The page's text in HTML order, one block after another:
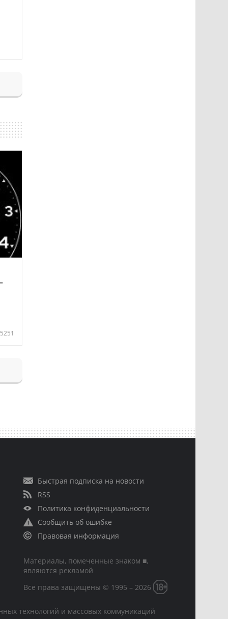
5251
Быстрая подписка на новости
RSS
Политика конфиденциальности
Сообщить об ошибке
Правовая информация
Материалы, помеченные знаком ■,
являются рекламой
Все права защищены © 1995 – 2026
технологий и массовых коммуникаций